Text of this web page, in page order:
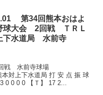
第34回熊本おはよ
球大会 2回戦 ＴＲＬ
下水道局 水前寺
回戦 水前寺球場
対上下水道局 打 安 点 振 球
0 0 0 0 【Ｔ】 17 2...